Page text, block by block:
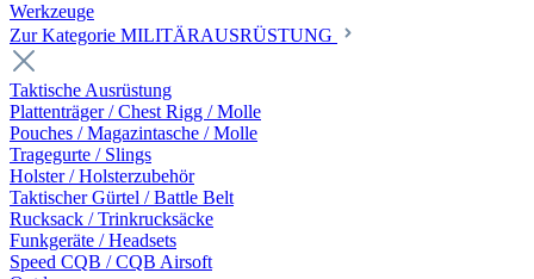
Werkzeuge
Zur Kategorie MILITÄRAUSRÜSTUNG
Taktische Ausrüstung
Plattenträger / Chest Rigg / Molle
Pouches / Magazintasche / Molle
Tragegurte / Slings
Holster / Holsterzubehör
Taktischer Gürtel / Battle Belt
Rucksack / Trinkrucksäcke
Funkgeräte / Headsets
Speed CQB / CQB Airsoft